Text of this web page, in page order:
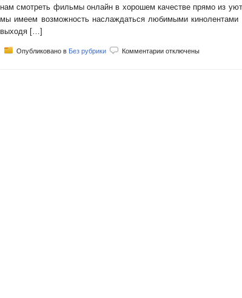
нам смотреть фильмы онлайн в хорошем качестве прямо из
мы имеем возможность наслаждаться любимыми
выходя […]
Опубликовано в Без рубрики Комментарии отключены